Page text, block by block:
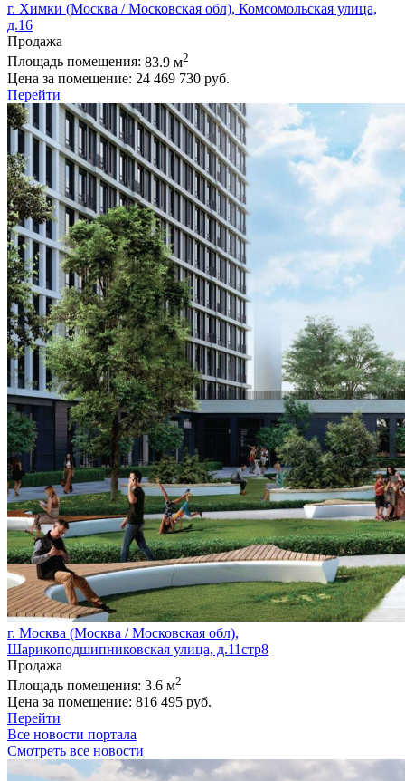
г. Химки (Москва / Московская обл), Комсомольская улица,
д.16
Продажа
Площадь помещения: 83.9 м2
Цена за помещение: 24 469 730 руб.
Перейти
г. Москва (Москва / Московская обл),
Шарикоподшипниковская улица, д.11стр8
Продажа
Площадь помещения: 3.6 м2
Цена за помещение: 816 495 руб.
Перейти
Все новости портала
Смотреть все новости